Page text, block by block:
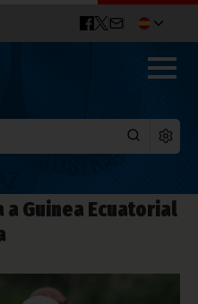
a Guinea Ecuatorial